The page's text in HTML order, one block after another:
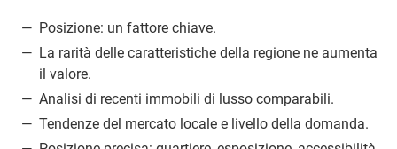
Posizione: un fattore chiave.
La rarità delle caratteristiche della regione ne aumenta
il valore.
Analisi di recenti immobili di lusso comparabili.
Tendenze del mercato locale e livello della domanda.